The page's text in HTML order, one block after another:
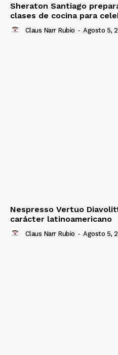
Sheraton Santiago
clases de cocina para
Claus Narr Rubio - Agosto 5,
Nespresso Vertuo
carácter latinoamericano
Claus Narr Rubio - Agosto 5,